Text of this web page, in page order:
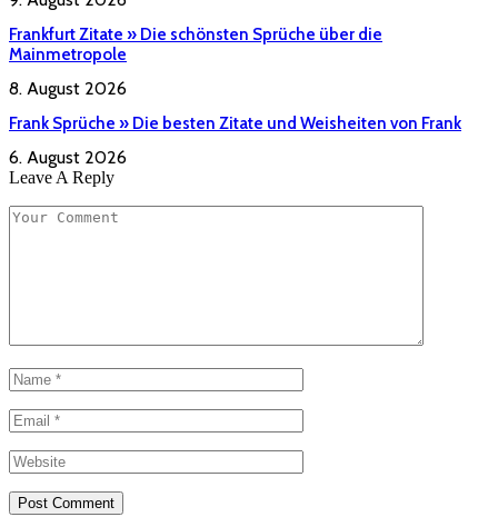
Frankfurt Zitate » Die schönsten Sprüche über die
Mainmetropole
8. August 2026
Frank Sprüche » Die besten Zitate und Weisheiten von Frank
6. August 2026
Leave A Reply